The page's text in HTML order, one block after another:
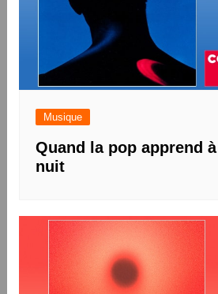
Musique
Quand la pop apprend
nuit